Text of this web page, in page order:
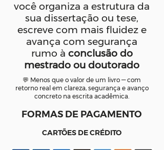
você organiza a estrutura da
sua dissertação ou tese,
escreve com mais fluidez e
avança com segurança
rumo à conclusão do
mestrado ou doutorado
💬 Menos que o valor de um livro — com
retorno real em clareza, segurança e avanço
concreto na escrita acadêmica.
FORMAS DE PAGAMENTO
CARTÕES DE CRÉDITO